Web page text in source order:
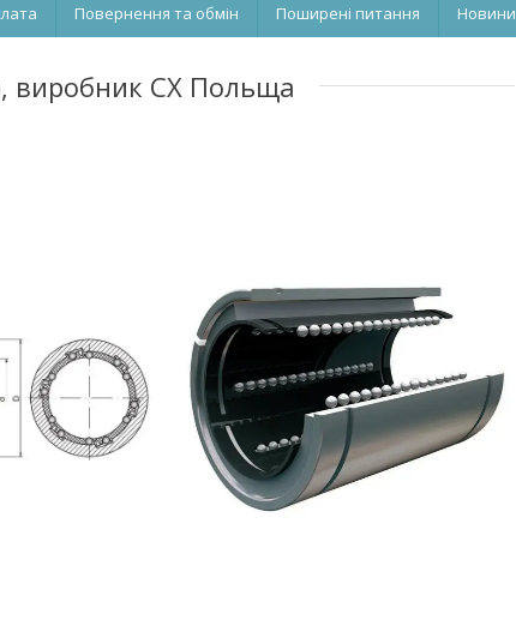
Повернення та обмін Поширені питання Новини
виробник CX Польща